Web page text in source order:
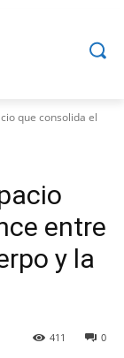
que consolida el
entre
y la
0
411